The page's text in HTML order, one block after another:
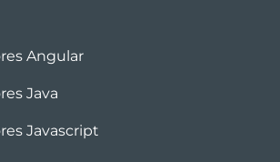
Angular
Java
Javascript